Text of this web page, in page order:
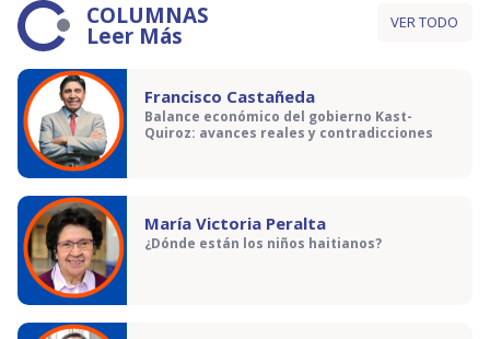
COLUMNAS
Leer Más VER TODO
Francisco Castañeda
Balance económico del gobierno Kast-
Quiroz: avances reales y contradicciones
María Victoria Peralta
¿Dónde están los niños haitianos?